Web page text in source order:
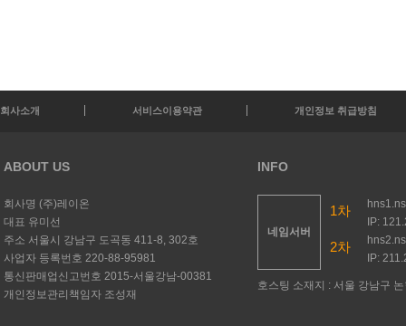
회사소개 서비스이용약관 개인정보 취급방침
ABOUT US
회사명 (주)레이온
대표 유미선
주소 서울시 강남구 도곡동 411-8, 302호
사업자 등록번호 220-88-95981
통신판매업신고번호 2015-서울강남-00381
개인정보관리책임자 조성재
INFO
네임서버
1차
IP:
2차
IP:
호스팅 소재지 : 서울 강남구